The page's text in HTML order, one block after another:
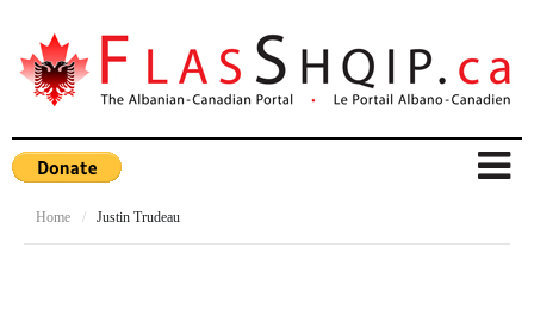
Home / Justin Trudeau